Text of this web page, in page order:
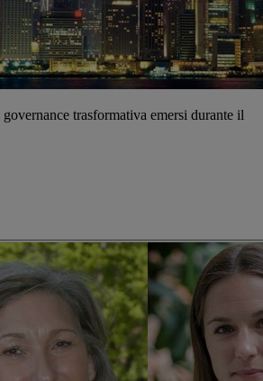
trasformativa emersi durante il